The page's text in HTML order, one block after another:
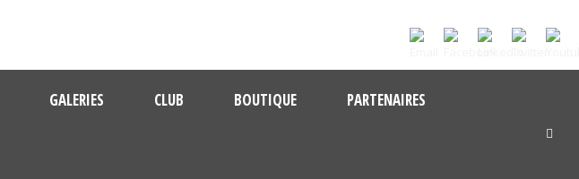
GALERIES CLUB BOUTIQUE PARTENAIRES